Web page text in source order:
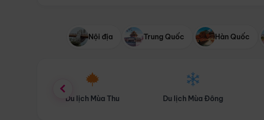
Nội địa Trung Quốc Hàn Quốc
Du lịch Mùa Đông Combo Du lịch